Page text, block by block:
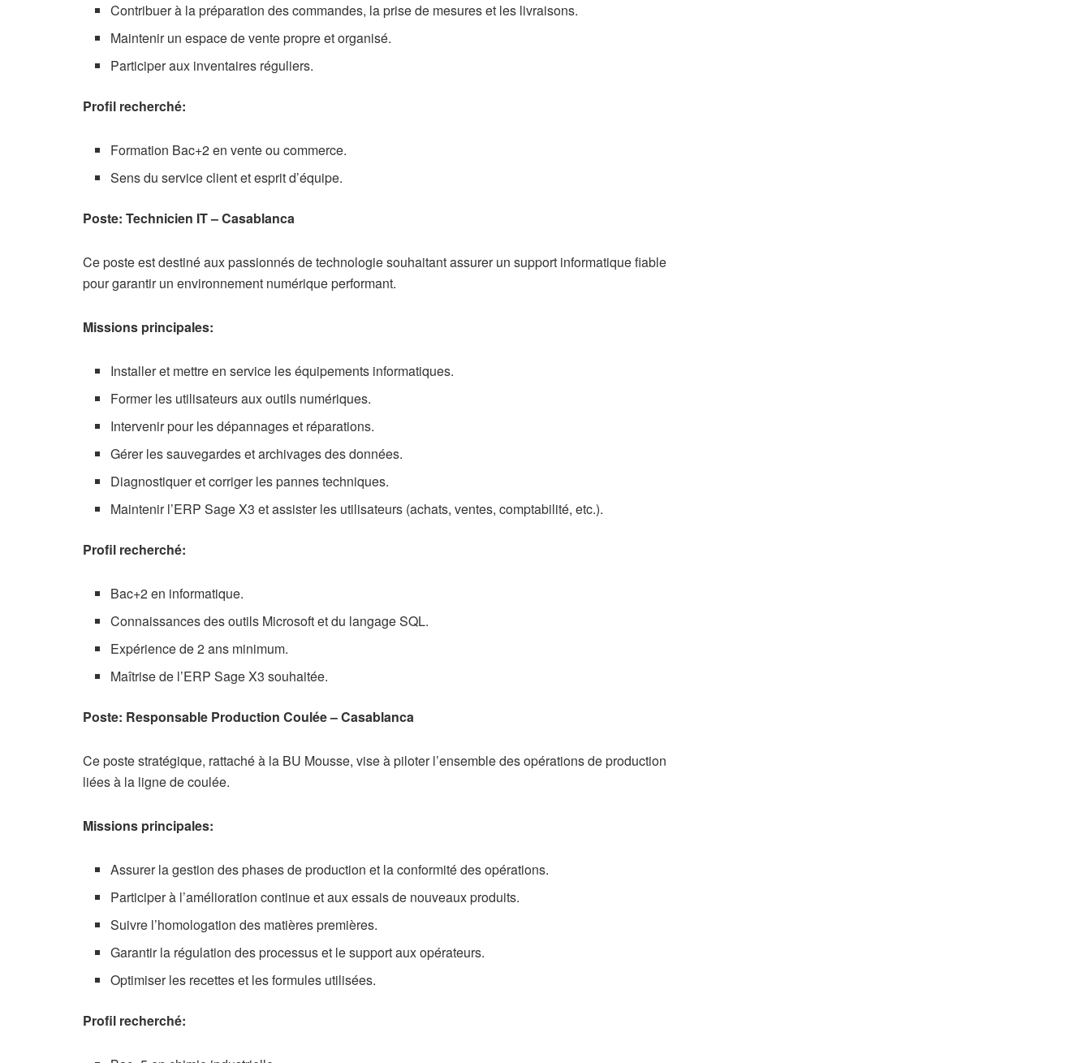
Contribuer à la préparation des commandes, la prise de mesures et les livraisons.
Maintenir un espace de vente propre et organisé.
Participer aux inventaires réguliers.
Profil recherché:
Formation Bac+2 en vente ou commerce.
Sens du service client et esprit d’équipe.
Poste: Technicien IT – Casablanca
Ce poste est destiné aux passionnés de technologie souhaitant assurer un support informatique fiable
pour garantir un environnement numérique performant.
Missions principales:
Installer et mettre en service les équipements informatiques.
Former les utilisateurs aux outils numériques.
Intervenir pour les dépannages et réparations.
Gérer les sauvegardes et archivages des données.
Diagnostiquer et corriger les pannes techniques.
Maintenir l’ERP Sage X3 et assister les utilisateurs (achats, ventes, comptabilité, etc.).
Profil recherché:
Bac+2 en informatique.
Connaissances des outils Microsoft et du langage SQL.
Expérience de 2 ans minimum.
Maîtrise de l’ERP Sage X3 souhaitée.
Poste: Responsable Production Coulée – Casablanca
Ce poste stratégique, rattaché à la BU Mousse, vise à piloter l’ensemble des opérations de production
liées à la ligne de coulée.
Missions principales:
Assurer la gestion des phases de production et la conformité des opérations.
Participer à l’amélioration continue et aux essais de nouveaux produits.
Suivre l’homologation des matières premières.
Garantir la régulation des processus et le support aux opérateurs.
Optimiser les recettes et les formules utilisées.
Profil recherché: